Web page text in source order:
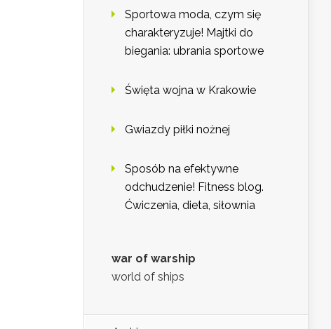
Sportowa moda, czym się
charakteryzuje! Majtki do
biegania: ubrania sportowe
Święta wojna w Krakowie
Gwiazdy piłki nożnej
Sposób na efektywne
odchudzenie! Fitness blog.
Ćwiczenia, dieta, siłownia
war of warship
world of ships